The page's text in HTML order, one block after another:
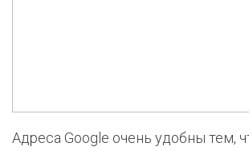
Адреса Google очень удобны тем,